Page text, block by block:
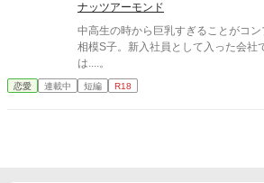
ナッツアーモンド
中高生の時から巨乳すぎることがコン
相模S子。新入社員として入った会社
は....。
恋愛 連載中 短編 R18